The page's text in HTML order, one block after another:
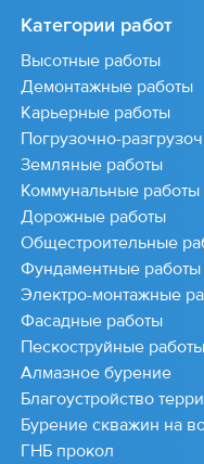
Категории работ
Высотные работы
Демонтажные работы
Карьерные работы
Погрузочно-
Земляные работы
Коммунальные работы
Дорожные работы
Общестроительные
Фундаментные работы
Электро-монтажные
Фасадные работы
Пескоструйные работы
Алмазное бурение
Благоустройство
Бурение скважин на
ГНБ прокол